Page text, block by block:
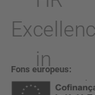
Fons europeus